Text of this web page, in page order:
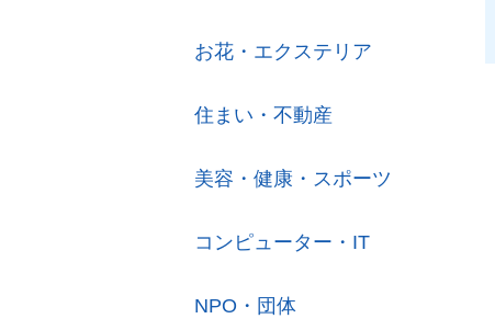
お花・エクステリア
住まい・不動産
美容・健康・スポーツ
コンピューター・IT
NPO・団体